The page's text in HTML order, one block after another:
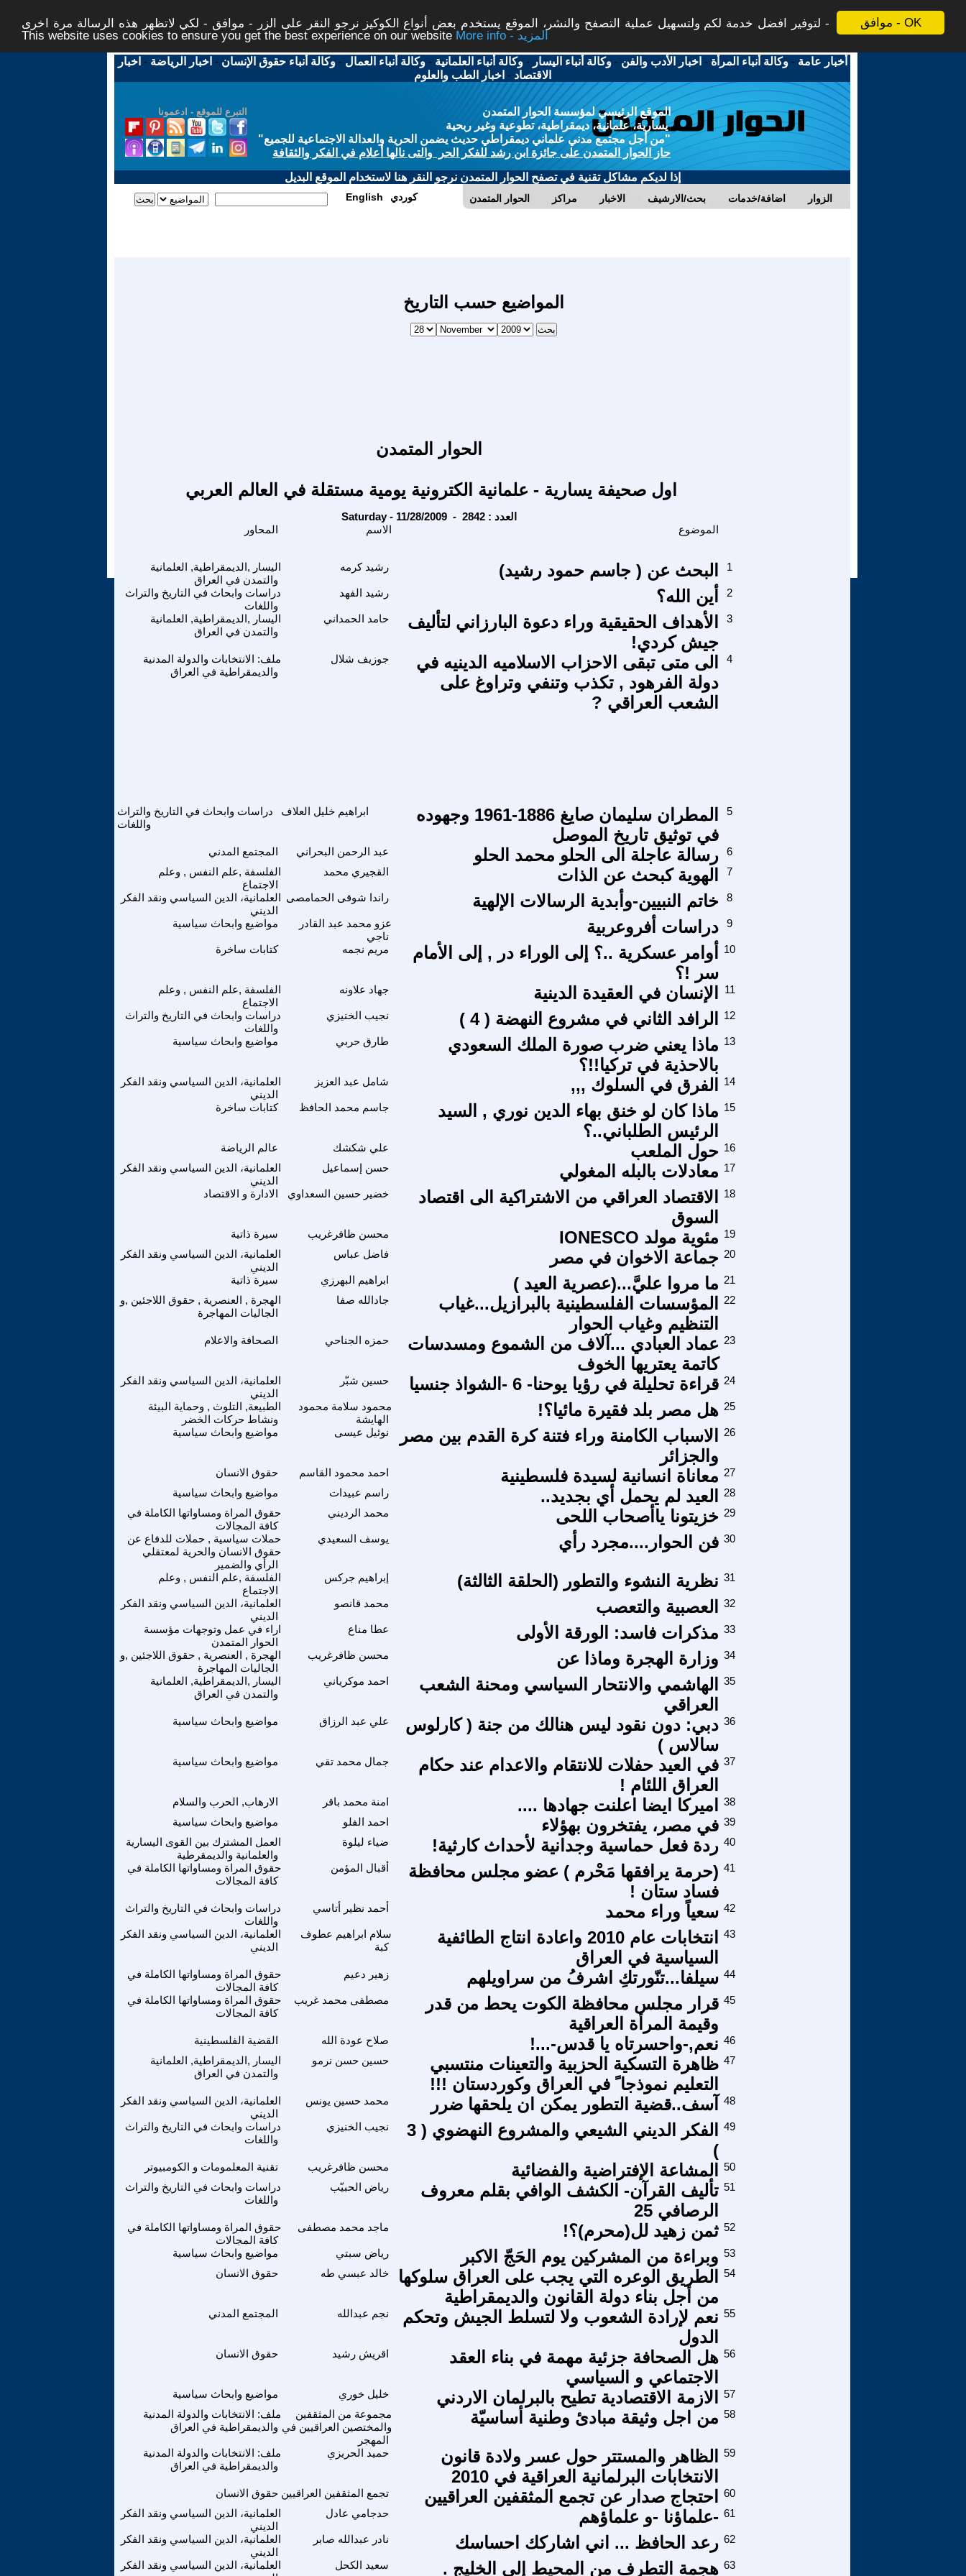
موافق - OK
لتوفير افضل خدمة لكم ولتسهيل عملية التصفح والنشر، الموقع يستخدم بعض أنواع الكوكيز نرجو النقر على الزر - موافق - لكي لاتظهر هذه الرسالة مرة اخرى -
This website uses cookies to ensure you get the best experience on our website
More info - المزيد
أخبار عامة -وكالة أنباء المرأة - اخبار الأدب والفن -وكالة أنباء اليسار -وكالة أنباء العلمانية -وكالة أنباء العمال -وكالة أنباء حقوق الإنسان - اخبار الرياضة - اخبار
الاقتصاد - اخبار الطب والعلوم
التبرع للموقع - ادعمونا
الموقع الرئيسي لمؤسسة الحوار المتمدن
يسارية، علمانية، ديمقراطية، تطوعية وغير ربحية
"من أجل مجتمع مدني علماني ديمقراطي حديث يضمن الحرية والعدالة الاجتماعية للجميع"
حاز الحوار المتمدن على جائزة ابن رشد للفكر الحر والتى نالها أعلام في الفكر والثقافة
إذا لديكم مشاكل تقنية في تصفح الحوار المتمدن نرجو النقر هنا لاستخدام الموقع البديل
الحوار المتمدن مراكز الاخبار بحث/الارشيف اضافة/خدمات الزوار English كوردي
المواضيع حسب التاريخ
الحوار المتمدن
اول صحيفة يسارية - علمانية الكترونية يومية مستقلة في العالم العربي
Saturday - 11/28/2009 - العدد : 2842
الاسم الموضوع
اليسار ,الديمقراطية, العلمانية
والتمدن في العراق
رشيد كرمه البحث عن ( جاسم حمود رشيد) 1
دراسات وابحاث في التاريخ والتراث
واللغات
رشيد الفهد أين الله؟ 2
اليسار ,الديمقراطية, العلمانية
والتمدن في العراق
حامد الحمداني
الأهداف الحقيقية وراء دعوة البارزاني لتأليف
جيش كردي!
3
ملف: الانتخابات والدولة المدنية
والديمقراطية في العراق
جوزيف شلال
الى متى تبقى الاحزاب الاسلاميه الدينيه في
دولة الفرهود , تكذب وتنفي وتراوغ على
الشعب العراقي ?
4
دراسات وابحاث في التاريخ والتراث
واللغات
ابراهيم خليل العلاف
المطران سليمان صايغ 1886-1961 وجهوده
في توثيق تاريخ الموصل
5
المجتمع المدني عبد الرحمن البحراني رسالة عاجلة الى الحلو محمد الحلو
6
الفلسفة ,علم النفس , وعلم
الاجتماع
القجيري محمد الهوية كبحث عن الذات 7
العلمانية، الدين السياسي ونقد الفكر
الديني
راندا شوقى الحمامصى خاتم النبيين-وأبدية الرسالات الإلهية 8
مواضيع وابحاث سياسية
عزو محمد عبد القادر
ناجي
دراسات أفروعربية 9
كتابات ساخرة مريم نجمه
أوامر عسكرية ..؟ إلى الوراء در , إلى الأمام
سر !؟
10
الفلسفة ,علم النفس , وعلم
الاجتماع
جهاد علاونه الإنسان في العقيدة الدينية 11
دراسات وابحاث في التاريخ والتراث
واللغات
نجيب الخنيزي الرافد الثاني في مشروع النهضة ( 4 ) 12
مواضيع وابحاث سياسية طارق حربي
ماذا يعني ضرب صورة الملك السعودي
بالاحذية في تركيا!!؟
13
العلمانية، الدين السياسي ونقد الفكر
الديني
شامل عبد العزيز الفرق في السلوك ,,, 14
كتابات ساخرة جاسم محمد الحافظ
ماذا كان لو خنق بهاء الدين نوري , السيد
الرئيس الطلباني..؟
15
عالم الرياضة علي شكشك حول الملعب 16
العلمانية، الدين السياسي ونقد الفكر
الديني
حسن إسماعيل معادلات بالبله المغولي 17
الادارة و الاقتصاد خضير حسين السعداوي
الاقتصاد العراقي من الاشتراكية الى اقتصاد
السوق
18
سيرة ذاتية محسن ظافرغريب مئوية مولد IONESCO 19
العلمانية، الدين السياسي ونقد الفكر
الديني
فاضل عباس جماعة الاخوان في مصر 20
سيرة ذاتية ابراهيم البهرزي ما مروا عليَّ...(عصرية العيد ) 21
الهجرة , العنصرية , حقوق اللاجئين ,و
الجاليات المهاجرة
جادالله صفا
المؤسسات الفلسطينية بالبرازيل...غياب
التنظيم وغياب الحوار
22
الصحافة والاعلام حمزه الجناحي
عماد العبادي ...آلاف من الشموع ومسدسات
كاتمة يعتريها الخوف
23
العلمانية، الدين السياسي ونقد الفكر
الديني
حسين شبّر قراءة تحليلة في رؤيا يوحنا- 6 -الشواذ جنسيا 24
الطبيعة, التلوث , وحماية البيئة
ونشاط حركات الخضر
محمود سلامة محمود
الهايشة
هل مصر بلد فقيرة مائيا؟! 25
مواضيع وابحاث سياسية نوئيل عيسى
الاسباب الكامنة وراء فتنة كرة القدم بين مصر
والجزائر
26
حقوق الانسان احمد محمود القاسم معاناة انسانية لسيدة فلسطينية 27
مواضيع وابحاث سياسية
راسم عبيدات العيد لم يحمل أي بجديد..
28
حقوق المراة ومساواتها الكاملة في
كافة المجالات
محمد الرديني خزيتونا ياأصحاب اللحى 29
حملات سياسية , حملات للدفاع عن
حقوق الانسان والحرية لمعتقلي
الرأي والضمير
يوسف السعيدي فن الحوار....مجرد رأي 30
الفلسفة ,علم النفس , وعلم
الاجتماع
إبراهيم جركس نظرية النشوء والتطور (الحلقة الثالثة) 31
العلمانية، الدين السياسي ونقد الفكر
الديني
محمد قانصو العصبية والتعصب 32
اراء في عمل وتوجهات مؤسسة
الحوار المتمدن
عطا مناع مذكرات فاسد: الورقة الأولى 33
الهجرة , العنصرية , حقوق اللاجئين ,و
الجاليات المهاجرة
محسن ظافرغريب وزارة الهجرة وماذا عن 34
اليسار ,الديمقراطية, العلمانية
والتمدن في العراق
احمد موكرياني
الهاشمي والانتحار السياسي ومحنة الشعب
العراقي
35
مواضيع وابحاث سياسية علي عبد الرزاق
دبي: دون نقود ليس هنالك من جنة ( كارلوس
سالاس )
36
مواضيع وابحاث سياسية جمال محمد تقي
في العيد حفلات للانتقام والاعدام عند حكام
العراق اللئام !
37
الارهاب, الحرب والسلام امنة محمد باقر اميركا ايضا اعلنت جهادها ....
38
مواضيع وابحاث سياسية
احمد الفلو في مصر، يفتخرون بهؤلاء 39
العمل المشترك بين القوى اليسارية
والعلمانية والديمقرطية
ضياء ليلوة ردة فعل حماسية وجدانية لأحداث كارثية! 40
حقوق المراة ومساواتها الكاملة في
كافة المجالات
أقبال المؤمن
(حرمة يرافقها مَحْرم ) عضو مجلس محافظة
فساد ستان !
41
دراسات وابحاث في التاريخ والتراث
واللغات
أحمد نظير أتاسي سعياً وراء محمد 42
العلمانية، الدين السياسي ونقد الفكر
الديني
سلام ابراهيم عطوف
كبة
انتخابات عام 2010 واعادة انتاج الطائفية
السياسية في العراق
43
حقوق المراة ومساواتها الكاملة في
كافة المجالات
زهير دعيم سيلفا...تنّورتكِ اشرفُ من سراويلهم 44
حقوق المراة ومساواتها الكاملة في
كافة المجالات
مصطفى محمد غريب
قرار مجلس محافظة الكوت يحط من قدر
وقيمة المرأة العراقية
45
القضية الفلسطينية صلاح عودة الله نعم,-واحسرتاه يا قدس-...! 46
اليسار ,الديمقراطية, العلمانية
والتمدن في العراق
حسين حسن نرمو
ظاهرة التسكية الحزبية والتعينات منتسبي
التعليم نموذجا ً في العراق وكوردستان !!!
47
العلمانية، الدين السياسي ونقد الفكر
الديني
محمد حسين يونس آسف..قضية التطور يمكن ان يلحقها ضرر 48
دراسات وابحاث في التاريخ والتراث
واللغات
نجيب الخنيزي
الفكر الديني الشيعي والمشروع النهضوي ( 3
)
49
تقنية المعلمومات و الكومبيوتر محسن ظافرغريب المشاعة الإفتراضية والفضائية
50
دراسات وابحاث في التاريخ والتراث
واللغات
رياض الحبيّب
تأليف القرآن- الكشف الوافي بقلم معروف
الرصافي 25
51
حقوق المراة ومساواتها الكاملة في
كافة المجالات
ماجد محمد مصطفى ثمن زهيد لل(محرم)؟! 52
مواضيع وابحاث سياسية رياض سبتي وبراءة من المشركين يوم الحَجّ الاكبر 53
حقوق الانسان
خالد عبسي طه
الطريق الوعره التي يجب على العراق سلوكها
من أجل بناء دولة القانون والديمقراطية
54
المجتمع المدني نجم عبدالله
نعم لإرادة الشعوب ولا لتسلط الجيش وتحكم
الدول
55
حقوق الانسان اقريش رشيد
هل الصحافة جزئية مهمة في بناء العقد
الاجتماعي و السياسي
56
مواضيع وابحاث سياسية خليل خوري الازمة الاقتصادية تطيح بالبرلمان الاردني
57
ملف: الانتخابات والدولة المدنية
والديمقراطية في العراق
مجموعة من المثقفين
والمختصين العراقيين في
المهجر
من اجل وثيقة مبادئ وطنية أساسيّة 58
ملف: الانتخابات والدولة المدنية
والديمقراطية في العراق
حميد الحريزي
الظاهر والمستتر حول عسر ولادة قانون
الانتخابات البرلمانية العراقية في 2010
59
حقوق الانسان تجمع المثقفين العراقيين احتجاج صدار عن تجمع المثقفين العراقيين
60
العلمانية، الدين السياسي ونقد الفكر
الديني
حدجامي عادل -علماؤنا -و علماؤهم 61
العلمانية، الدين السياسي ونقد الفكر
الديني
نادر عبدالله صابر رعد الحافظ ... اني اشاركك احساسك 62
العلمانية، الدين السياسي ونقد الفكر
سعيد الكحل هجمة التطرف من المحيط إلى الخليج . 63